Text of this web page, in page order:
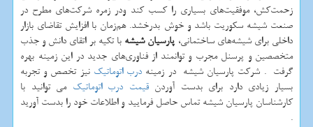
زحمت‌کش، موفقیت‌های بسیاری را کسب کند ودر زمره شرکت‌های مطرح در
صنعت شیشه سکوریت باشد و خوش بدرخشد. هم‌زمان با افزایش تقاضای بازار
داخلی برای شیشه‌های ساختمانی، پارسیان شیشه با تکیه بر اتقای دانش و جذب
متخصصین و پرسنل مجرب و توانمند از فناوری‌های جدید در این زمینه بهره
گرفت . شرکت پارسیان شیشه در زمینه درب اتوماتیک نیز تخصص و تجربه
بسیار زیادی دارد برای بدست آوردن قیمت درب اتوماتیک می توانید با
کارشناسان پارسیان شیشه تماس حاصل فرمایید و اطلاعات خود را بدست آورید
.